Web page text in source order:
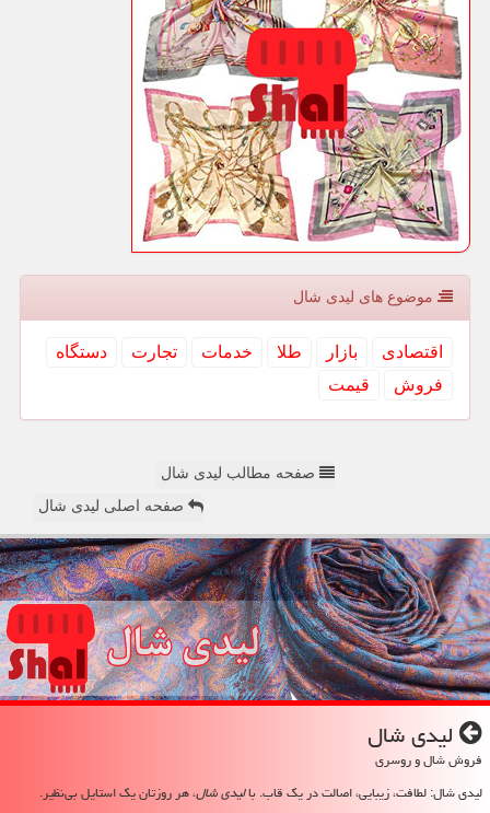
موضوع های لیدی شال
اقتصادی بازار طلا خدمات تجارت
دستگاه
فروش
قیمت
صفحه مطالب لیدی شال
صفحه اصلی لیدی شال
لیدی شال
فروش شال و روسری
لیدی شال: لطافت، زیبایی، اصالت در یک قاب. بالیدی شال، هر روزتان یک استایل بی‌نظیر.